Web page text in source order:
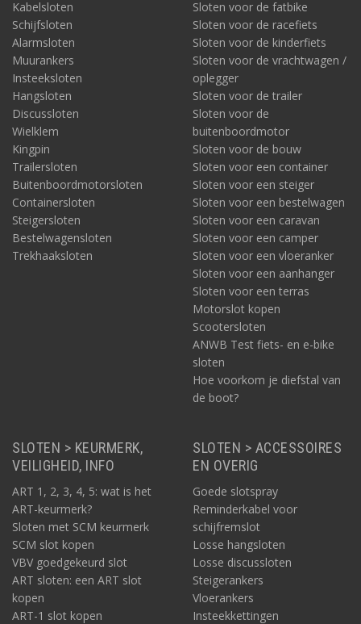
Kabelsloten
Schijfsloten
Alarmsloten
Muurankers
Insteeksloten
Hangsloten
Discussloten
Wielklem
Kingpin
Trailersloten
Buitenboordmotorsloten
Containersloten
Steigersloten
Bestelwagensloten
Trekhaaksloten
Sloten voor de fatbike
Sloten voor de racefiets
Sloten voor de kinderfiets
Sloten voor de vrachtwagen /
oplegger
Sloten voor de trailer
Sloten voor de
buitenboordmotor
Sloten voor de bouw
Sloten voor een container
Sloten voor een steiger
Sloten voor een bestelwagen
Sloten voor een caravan
Sloten voor een camper
Sloten voor een vloeranker
Sloten voor een aanhanger
Sloten voor een terras
Motorslot kopen
Scootersloten
ANWB Test fiets- en e-bike
sloten
Hoe voorkom je diefstal van
de boot?
SLOTEN > KEURMERK,
VEILIGHEID, INFO
ART 1, 2, 3, 4, 5: wat is het
ART-keurmerk?
Sloten met SCM keurmerk
SCM slot kopen
VBV goedgekeurd slot
ART sloten: een ART slot
kopen
ART-1 slot kopen
SLOTEN > ACCESSOIRES
EN OVERIG
Goede slotspray
Reminderkabel voor
schijfremslot
Losse hangsloten
Losse discussloten
Steigerankers
Vloerankers
Insteekkettingen